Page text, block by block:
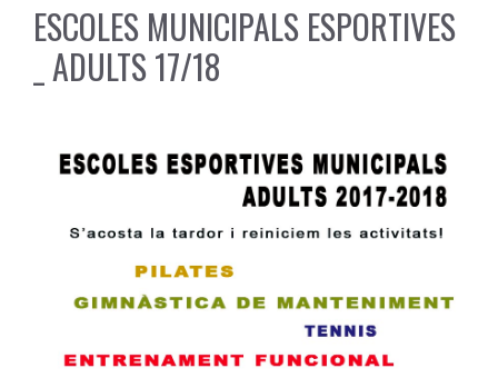
ESCOLES MUNICIPALS ESPORTIVES
_ ADULTS 17/18